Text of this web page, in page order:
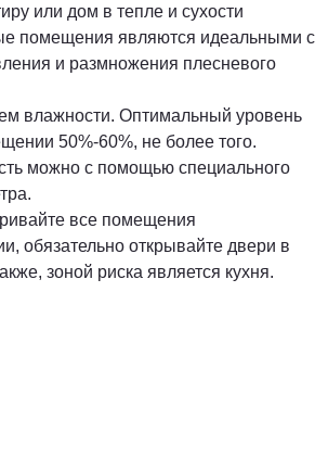
или дом в тепле и сухости
помещения являются идеальными с
и размножения плесневого
влажности. Оптимальный уровень
50%-60%, не более того.
можно с помощью специального
все помещения
обязательно открывайте двери в
зоной риска является кухня.